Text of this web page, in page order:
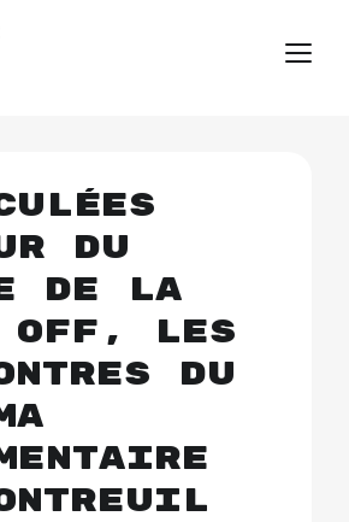
du
de la
off, les
du